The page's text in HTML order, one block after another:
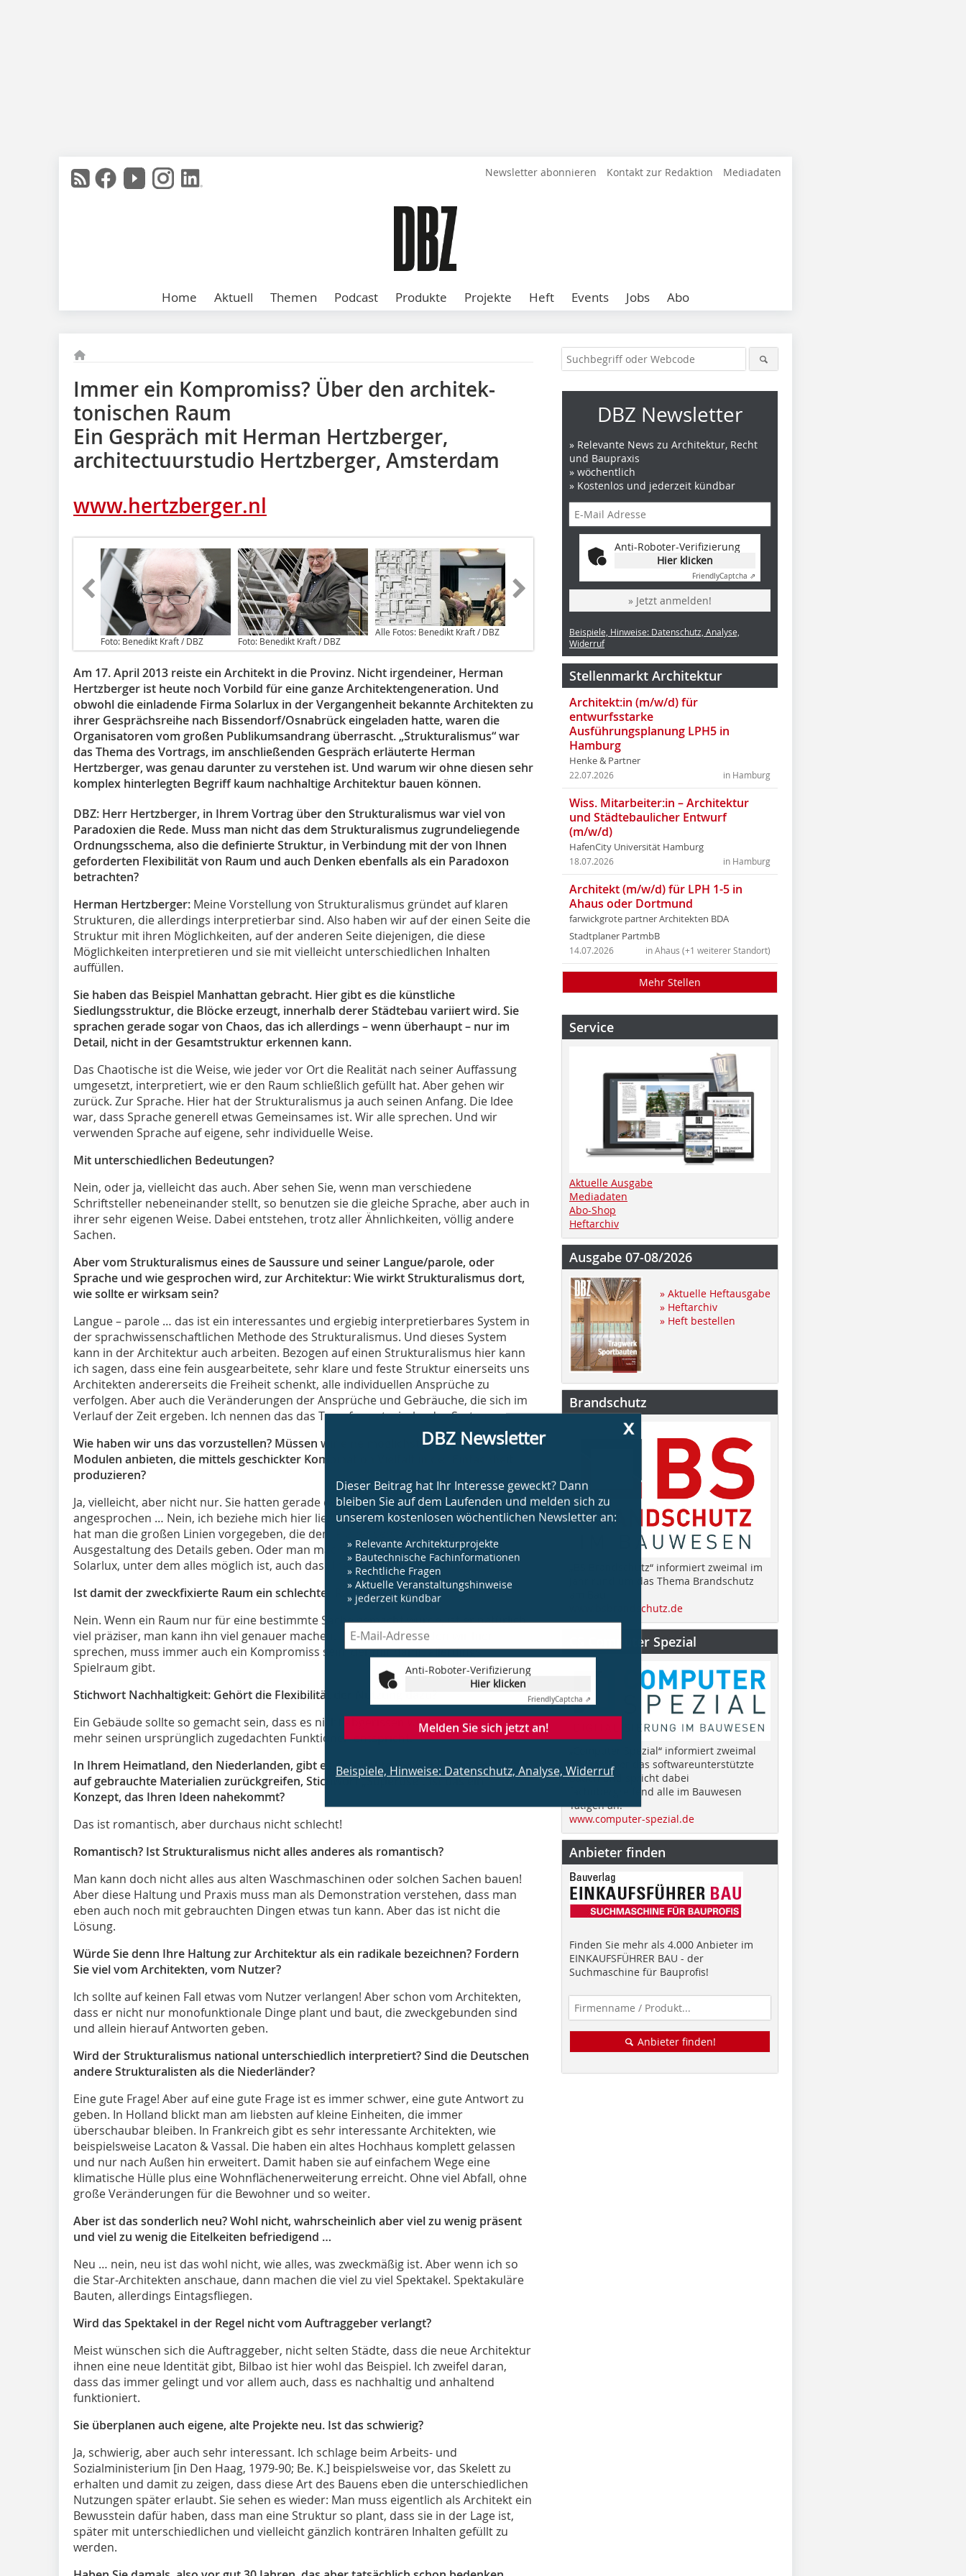
Newsletter abonnieren Kontakt zur Redaktion Mediadaten
Home Aktuell Themen Podcast Produkte Projekte Heft Events Jobs Abo
Immer ein Kompromiss? Über den architek­
tonischen Raum
Ein Gespräch mit Herman Hertzberger,
architectuurstudio Hertzberger, Amsterdam
www.hertzberger.nl
Foto: Benedikt Kraft / DBZ Foto: Benedikt Kraft / DBZ
Alle Fotos: Benedikt Kraft / DBZ
Am 17. April 2013 reiste ein Architekt in die Provinz. Nicht irgend­einer, Herman
Hertzberger ist heute noch Vorbild für eine ganze Architektengeneration. Und
obwohl die einladende Firma Solarlux in der Vergangenheit bekannte Archi­tekten zu
ihrer Gesprächsreihe nach Bissendorf/Osnabrück einge­laden hatte, waren die
Organisatoren vom großen Publikumsan­drang überrascht. „Strukturalismus“ war
das Thema des Vortrags, im anschließenden Gespräch erläuterte Herman
Hertzberger, was genau darunter zu verstehen ist. Und warum wir ohne diesen sehr
komplex hinterlegten Begriff kaum nachhaltige Architektur bauen können.
DBZ: Herr Hertzberger, in Ihrem Vortrag über den Strukturalismus war viel von
Paradoxien die Rede. Muss man nicht das dem Strukturalismus zugrundeliegende
Ordnungsschema, also die definierte Struktur, in Verbindung mit der von Ihnen
geforderten Flexibilität von Raum und auch Denken ebenfalls als ein Paradoxon
betrachten?
Herman Hertzberger: Meine Vorstellung von Strukturalismus gründet auf klaren
Strukturen, die allerdings interpretierbar sind. Also haben wir auf der einen Seite die
Struktur mit ihren Möglichkeiten, auf der anderen Seite diejenigen, die diese
Möglichkeiten interpretieren und sie mit vielleicht unterschiedlichen Inhalten
auffüllen.
Sie haben das Beispiel Manhattan gebracht. Hier gibt es die künstliche
Siedlungsstruktur, die Blöcke erzeugt, innerhalb derer Städtebau variiert wird. Sie
sprachen gerade sogar von Chaos, das ich allerdings – wenn überhaupt – nur im
Detail, nicht in der Gesamtstruktur erkennen kann.
Das Chaotische ist die Weise, wie jeder vor Ort die Realität nach seiner Auffassung
umgesetzt, interpretiert, wie er den Raum schließlich gefüllt hat. Aber gehen wir
zurück. Zur Sprache. Hier hat der Strukturalismus ja auch seinen Anfang. Die Idee
war, dass Sprache generell etwas Gemeinsames ist. Wir alle sprechen. Und wir
verwenden Sprache auf eigene, sehr individuelle Weise.
Mit unterschiedlichen Bedeutungen?
Nein, oder ja, vielleicht das auch. Aber sehen Sie, wenn man verschiedene
Schriftsteller nebeneinander stellt, so benutzen sie die gleiche Sprache, aber auch in
ihrer sehr eigenen Weise. Dabei ent­stehen, trotz aller Ähnlichkeiten, völlig andere
Sachen.
Aber vom Strukturalismus eines de Saussure und seiner Langue/parole, oder
Sprache und wie gesprochen wird, zur Architektur: Wie wirkt Strukturalismus dort,
wie sollte er wirksam sein?
Langue – parole … das ist ein interessantes und ergiebig interpretierbares System in
der sprachwissenschaftlichen Methode des Strukturalismus. Und dieses System
kann in der Architektur auch arbeiten. Bezogen auf einen Strukturalismus hier kann
ich sagen, dass eine fein ausgearbeitete, sehr klare und feste Struktur einerseits uns
Architekten andererseits die Freiheit schenkt, alle individuellen Ansprüche zu
verfolgen. Aber auch die Veränderungen der Ansprüche und Gebräuche, die sich im
Verlauf der Zeit ergeben. Ich nennen das das Transformatorische des Systems.
Wie haben wir uns das vorzustellen? Müssen wir eine möglichst große Zahl von
Modulen anbieten, die mittels geschickter Kombination Vielfalt in der Einfachheit
produzieren?
Ja, vielleicht, aber nicht nur. Sie hatten gerade den Verwaltungsbau in Apeldoorn
angesprochen … Nein, ich beziehe mich hier lieber auf das Manhattan-Modell. Hier
hat man die großen Linien vorgegeben, die dem Planer sehr viel Freiheit in der
Ausgestaltung des Details geben. Oder man macht ein großes Dach, wie hier bei
Solarlux, unter dem alles möglich ist, auch das Unerwartete.
Ist damit der zweckfixierte Raum ein schlechter Raum?
Nein. Wenn ein Raum nur für eine bestimmte Sache gemacht wurde, ist er natürlich
viel präziser, man kann ihn viel genauer machen. Der Raum, über den wir hier
sprechen, muss immer auch ein Kompromiss sein, der mir damit allerdings
Spielraum gibt.
Stichwort Nachhaltigkeit: Gehört die Flexibilität der Nutzung dazu?
Ein Gebäude sollte so gemacht sein, dass es nicht abgerissen wird, wenn es nicht
mehr seinen ursprünglich zugedachten Funktionen entspricht.
In Ihrem Heimatland, den Niederlanden, gibt es Architekten, die in ihren Neubauten
auf gebrauchte Materialien zurückgreifen, Stichwort „Superuse“. Ist das ein
Konzept, das Ihren Ideen nahekommt?
Das ist romantisch, aber durchaus nicht schlecht!
Romantisch? Ist Strukturalismus nicht alles anderes als romantisch?
Man kann doch nicht alles aus alten Waschmaschinen oder solchen Sachen bauen!
Aber diese Haltung und Praxis muss man als Demonstration verstehen, dass man
eben auch noch mit gebrauchten Dingen etwas tun kann. Aber das ist nicht die
Lösung.
Würde Sie denn Ihre Haltung zur Architektur als ein radikale bezeichnen? Fordern
Sie viel vom Architekten, vom Nutzer?
Ich sollte auf keinen Fall etwas vom Nutzer verlangen! Aber schon vom Architekten,
dass er nicht nur monofunktionale Dinge plant und baut, die zweckgebunden sind
und allein hierauf Antworten geben.
Wird der Strukturalismus national unterschiedlich interpretiert? Sind die Deutschen
andere Strukturalisten als die Niederländer?
Eine gute Frage! Aber auf eine gute Frage ist es immer schwer, eine gute Antwort zu
geben. In Holland blickt man am liebsten auf kleine Einheiten, die immer
überschaubar bleiben. In Frankreich gibt es sehr interessante Architekten, wie
beispielsweise Lacaton & Vassal. Die haben ein altes Hochhaus komplett gelassen
und nur nach Außen hin erweitert. Damit haben sie auf einfachem Wege eine
klimatische Hülle plus eine Wohnflächenerweiterung erreicht. Ohne viel Abfall, ohne
große Veränderungen für die Bewohner und so weiter.
Aber ist das sonderlich neu? Wohl nicht, wahrscheinlich aber viel zu wenig präsent
und viel zu wenig die Eitelkeiten befriedigend …
Neu … nein, neu ist das wohl nicht, wie alles, was zweckmäßig ist. Aber wenn ich so
die Star-Architekten anschaue, dann machen die viel zu viel Spektakel. Spektakuläre
Bauten, allerdings Eintagsfliegen.
Wird das Spektakel in der Regel nicht vom Auftraggeber verlangt?
Meist wünschen sich die Auftraggeber, nicht selten Städte, dass die neue Architektur
ihnen eine neue Identität gibt, Bilbao ist hier wohl das Beispiel. Ich zweifel daran,
dass das immer gelingt und vor allem auch, dass es nachhaltig und anhaltend
funktioniert.
Sie überplanen auch eigene, alte Projekte neu. Ist das schwierig?
Ja, schwierig, aber auch sehr interessant. Ich schlage beim Arbeits- und
Sozialministerium [in Den Haag, 1979-90; Be. K.] beispielsweise vor, das Skelett zu
erhalten und damit zu zeigen, dass diese Art des Bauens eben die unterschiedlichen
Nutzungen später erlaubt. Sie sehen es wieder: Man muss eigentlich als Architekt ein
Bewusstein dafür haben, dass man eine Struktur so plant, dass sie in der Lage ist,
später mit unterschiedlichen und vielleicht gänzlich konträren Inhalten gefüllt zu
werden.
x
DBZ Newsletter
Dieser Beitrag hat Ihr Interesse geweckt? Dann
bleiben Sie auf dem Laufenden und melden sich zu
unserem kostenlosen wöchentlichen Newsletter an:
» Relevante Architekturprojekte
» Bautechnische Fachinformationen
» Rechtliche Fragen
» Aktuelle Veranstaltungshinweise
» jederzeit kündbar
Anti-Roboter-Verifizierung
Hier klicken
FriendlyCaptcha ⇗
Melden Sie sich jetzt an!
Beispiele, Hinweise: Datenschutz, Analyse, Widerruf
DBZ Newsletter
» Relevante News zu Architektur, Recht
und Baupraxis
» wöchentlich
» Kostenlos und jederzeit kündbar
Anti-Roboter-Verifizierung
Hier klicken
FriendlyCaptcha ⇗
» Jetzt anmelden!
Beispiele, Hinweise: Datenschutz, Analyse,
Widerruf
Stellenmarkt Architektur
Architekt:in (m/w/d) für
entwurfsstarke
Ausführungsplanung LPH5 in
Hamburg
Henke & Partner
in Hamburg
22.07.2026
Wiss. Mitarbeiter:in – Architektur
und Städtebaulicher Entwurf
(m/w/d)
HafenCity Universität Hamburg
in Hamburg
18.07.2026
Architekt (m/w/d) für LPH 1-5 in
Ahaus oder Dortmund
farwickgrote partner Architekten BDA
Stadtplaner PartmbB
in Ahaus (+1 weiterer Standort)
14.07.2026
Mehr Stellen
Service
Aktuelle Ausgabe
Mediadaten
Abo-Shop
Heftarchiv
Ausgabe 07-08/2026
» Aktuelle Heftausgabe
» Heftarchiv
» Heft bestellen
Brandschutz
„BS Brandschutz“ informiert zweimal im
Jahr rund um das Thema Brandschutz
www.bsbrandschutz.de
CS Computer Spezial
„Computer Spezial“ informiert zweimal
im Jahr über das softwareunterstützte
Bauen und spricht dabei
fachübergreifend alle im Bauwesen
Tätigen an.
www.computer-spezial.de
Anbieter finden
Finden Sie mehr als 4.000 Anbieter im
EINKAUFSFÜHRER BAU - der
Suchmaschine für Bauprofis!
Anbieter finden!